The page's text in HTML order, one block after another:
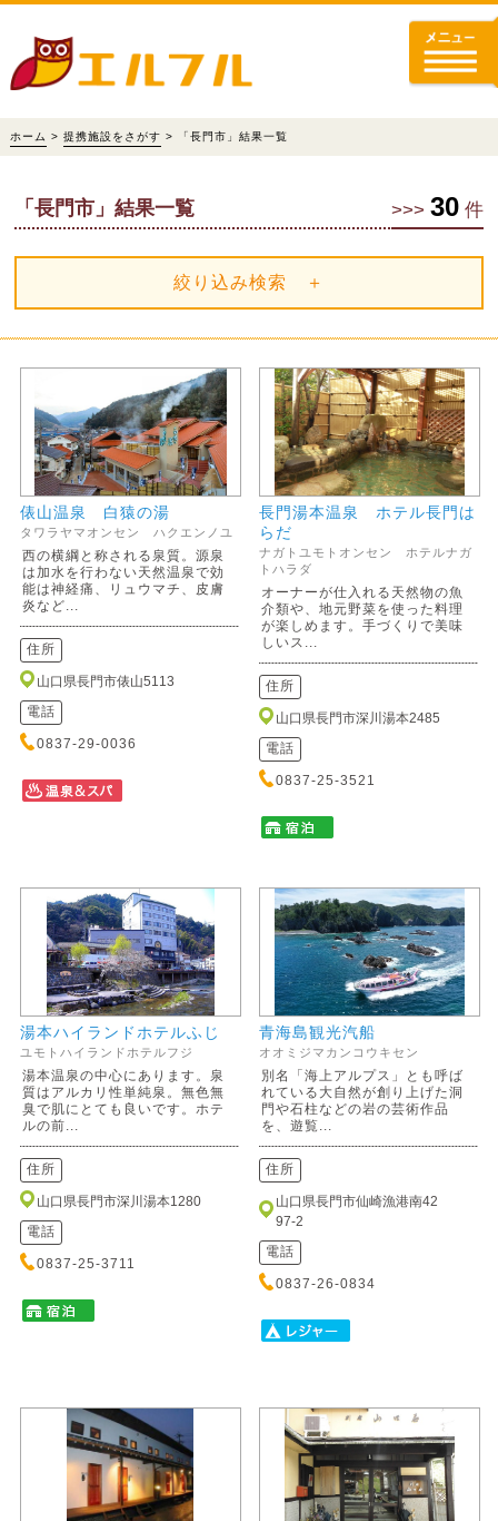
ホーム > 提携施設をさがす > 「長門市」結果一覧
>>> 30 件
「長門市」結果一覧
絞り込み検索 ＋
俵山温泉 白猿の湯
タワラヤマオンセン ハクエンノユ
西の横綱と称される泉質。源泉
は加水を行わない天然温泉で効
能は神経痛、リュウマチ、皮膚
炎など...
住所
山口県長門市俵山5113
電話
0837-29-0036
長門湯本温泉 ホテル長門は
らだ
ナガトユモトオンセン ホテルナガ
トハラダ
オーナーが仕入れる天然物の魚
介類や、地元野菜を使った料理
が楽しめます。手づくりで美味
しいス...
住所
山口県長門市深川湯本2485
電話
0837-25-3521
湯本ハイランドホテルふじ
ユモトハイランドホテルフジ
湯本温泉の中心にあります。泉
質はアルカリ性単純泉。無色無
臭で肌にとても良いです。ホテ
ルの前...
住所
山口県長門市深川湯本1280
電話
0837-25-3711
青海島観光汽船
オオミジマカンコウキセン
別名「海上アルプス」とも呼ば
れている大自然が創り上げた洞
門や石柱などの岩の芸術作品
を、遊覧...
住所
山口県長門市仙崎漁港南42
97-2
電話
0837-26-0834